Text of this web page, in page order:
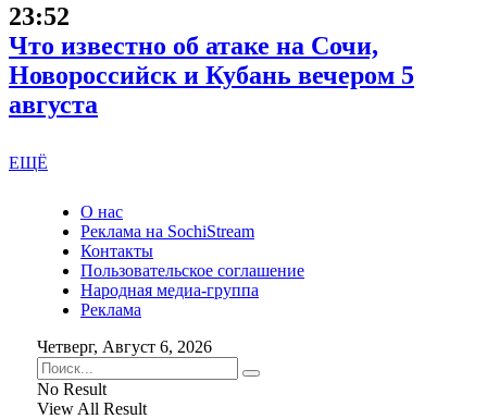
23:52
Что известно об атаке на Сочи,
Новороссийск и Кубань вечером 5
августа
ЕЩЁ
О нас
Реклама на SochiStream
Контакты
Пользовательское соглашение
Народная медиа-группа
Реклама
Четверг, Август 6, 2026
No Result
View All Result